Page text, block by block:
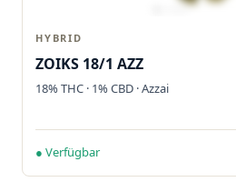
HYBRID
ZOIKS 18/1 AZZ
18% THC · 1% CBD · Azzai
● Verfügbar